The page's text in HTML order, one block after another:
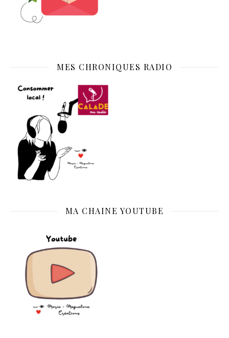
MES CHRONIQUES RADIO
MA CHAINE YOUTUBE